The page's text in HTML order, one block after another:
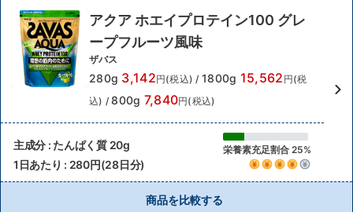
アクア ホエイプロテイン100 グレ
ープフルーツ風味
ザバス
280g 3,142円(税込) / 1800g 15,562 円(税
込) / 800g 7,840円(税込)
主成分 : たんぱく質 20g 栄養素充足割合 25%
1日あたり : 280円(28日分)
商品を比較する